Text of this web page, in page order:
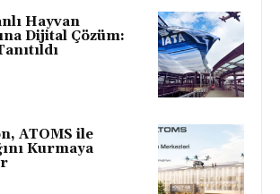
Hayvan
Dijital Çözüm:
ATOMS ile
Kurmaya